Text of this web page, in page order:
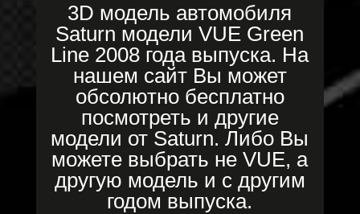
3D модель автомобиля
Saturn модели VUE Green
Line 2008 года выпуска. На
нашем сайт Вы может
обсолютно бесплатно
посмотреть и другие
модели от Saturn. Либо Вы
можете выбрать не VUE, а
другую модель и с другим
годом выпуска.